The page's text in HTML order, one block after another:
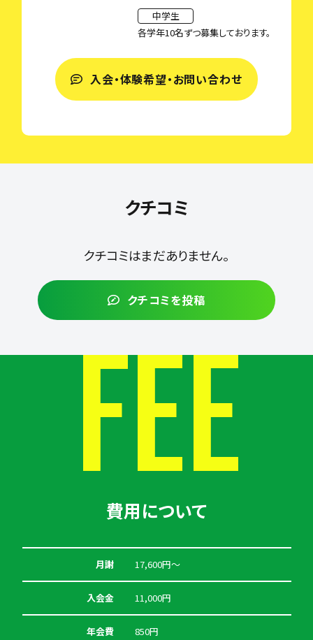
中学生
各学年10名ずつ募集しております。
入会・体験希望・お問い合わせ
クチコミ
クチコミはまだありません。
クチコミを投稿
FEE
費用について
月謝 17,600円〜
入会金 11,000円
年会費 850円